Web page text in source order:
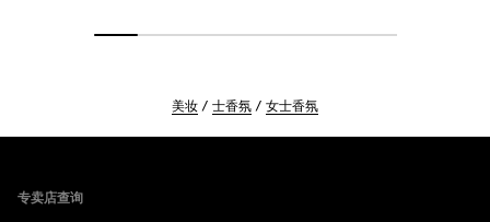
美妆 士香氛 女士香氛
专卖店查询